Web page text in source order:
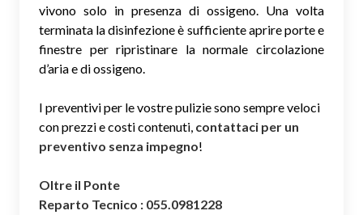
vivono solo in presenza di ossigeno. Una volta
terminata la disinfezione è sufficiente aprire porte e
finestre per ripristinare la normale circolazione
d’aria e di ossigeno.
I preventivi per le vostre pulizie sono sempre veloci
con prezzi e costi contenuti, contattaci per un
preventivo senza impegno!
Oltre il Ponte
Reparto Tecnico : 055.0981228